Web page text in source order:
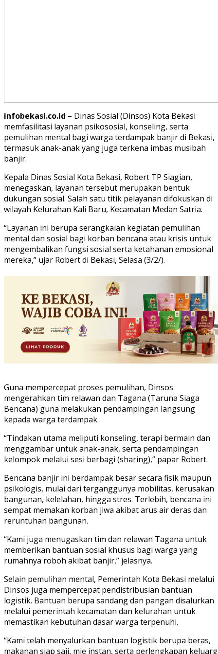
infobekasi.co.id – Dinas Sosial (Dinsos) Kota Bekasi
memfasilitasi layanan psikososial, konseling, serta
pemulihan mental bagi warga terdampak banjir di Bekasi,
termasuk anak-anak yang juga terkena imbas musibah
banjir.
Kepala Dinas Sosial Kota Bekasi, Robert TP Siagian,
menegaskan, layanan tersebut merupakan bentuk
dukungan sosial. Salah satu titik pelayanan difokuskan di
wilayah Kelurahan Kali Baru, Kecamatan Medan Satria.
“Layanan ini berupa serangkaian kegiatan pemulihan
mental dan sosial bagi korban bencana atau krisis untuk
mengembalikan fungsi sosial serta ketahanan emosional
mereka,” ujar Robert di Bekasi, Selasa (3/2/).
Guna mempercepat proses pemulihan, Dinsos
mengerahkan tim relawan dan Tagana (Taruna Siaga
Bencana) guna melakukan pendampingan langsung
kepada warga terdampak.
“Tindakan utama meliputi konseling, terapi bermain dan
menggambar untuk anak-anak, serta pendampingan
kelompok melalui sesi berbagi (sharing),” papar Robert.
Bencana banjir ini berdampak besar secara fisik maupun
psikologis, mulai dari terganggunya mobilitas, kerusakan
bangunan, kelelahan, hingga stres. Terlebih, bencana ini
sempat memakan korban jiwa akibat arus air deras dan
reruntuhan bangunan.
“Kami juga menugaskan tim dan relawan Tagana untuk
memberikan bantuan sosial khusus bagi warga yang
rumahnya roboh akibat banjir,” jelasnya.
Selain pemulihan mental, Pemerintah Kota Bekasi melalui
Dinsos juga mempercepat pendistribusian bantuan
logistik. Bantuan berupa sandang dan pangan disalurkan
melalui pemerintah kecamatan dan kelurahan untuk
memastikan kebutuhan dasar warga terpenuhi.
“Kami telah menyalurkan bantuan logistik berupa beras,
makanan siap saji, mie instan, serta perlengkapan